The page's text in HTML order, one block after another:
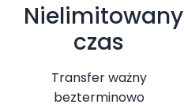
Nielimitowany
czas
Transfer ważny
bezterminowo